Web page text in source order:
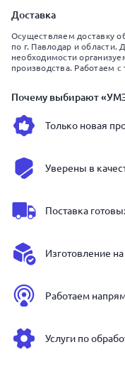
Доставка
Осуществляем доставку
по г. Павлодар и области.
необходимости
производства. Работаем
Почему выбирают
Только новая
Уверены в
Поставка
Изготовление на
Работаем
Услуги по